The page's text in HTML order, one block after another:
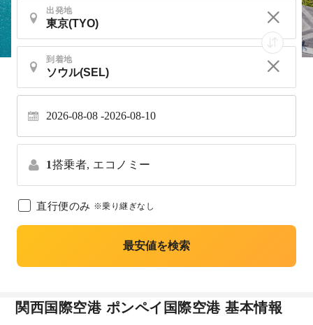
出発地
到着地
2026-08-08 2026-08-10
1搭乗者, エコノミー
直行便のみ ※乗り継ぎなし
最安値を検索
関西国際空港 ポンペイ国際空港 基本情報